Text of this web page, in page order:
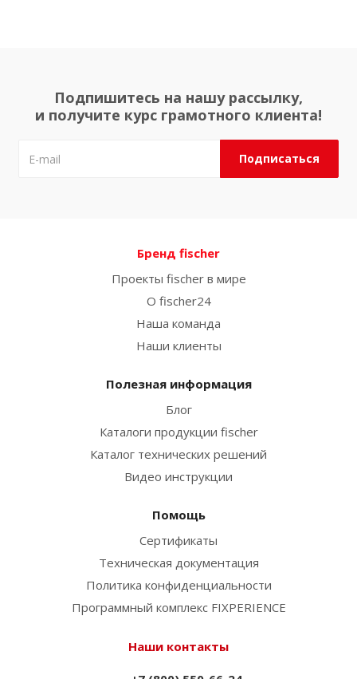
Подпишитесь на нашу рассылку,
и получите курс грамотного клиента!
Бренд fischer
Проекты fischer в мире
О fischer24
Наша команда
Наши клиенты
Полезная информация
Блог
Каталоги продукции fischer
Каталог технических решений
Видео инструкции
Помощь
Сертификаты
Техническая документация
Политика конфиденциальности
Программный комплекс FIXPERIENCE
Наши контакты